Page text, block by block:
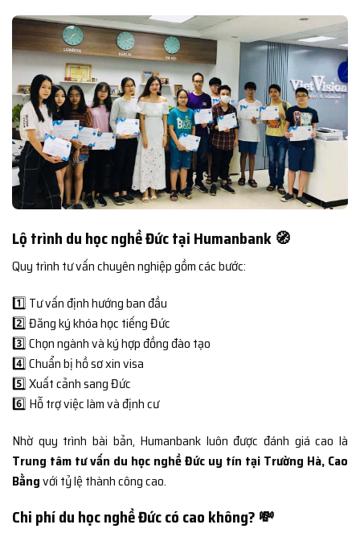
Lộ trình du học nghề Đức tại Humanbank 🧭
Quy trình tư vấn chuyên nghiệp gồm các bước:
1️⃣ Tư vấn định hướng ban đầu
2️⃣ Đăng ký khóa học tiếng Đức
3️⃣ Chọn ngành và ký hợp đồng đào tạo
4️⃣ Chuẩn bị hồ sơ xin visa
5️⃣ Xuất cảnh sang Đức
6️⃣ Hỗ trợ việc làm và định cư
Nhờ quy trình bài bản, Humanbank luôn được đánh giá cao là
Trung tâm tư vấn du học nghề Đức uy tín tại Trường Hà, Cao
Bằngvới tỷ lệ thành công cao.
Chi phí du học nghề Đức có cao không? 💸